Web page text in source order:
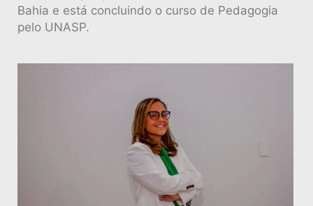
Bahia e está concluindo o curso de Pedagogia
pelo UNASP.